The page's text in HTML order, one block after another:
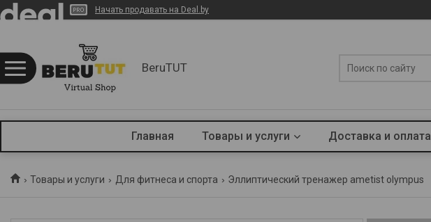
Начать продавать на Deal.by
BeruTUT
Главная Товары и услуги Доставка и оплата
Товары и услуги Для фитнеса и спорта Эллиптический тренажер ametist olympus